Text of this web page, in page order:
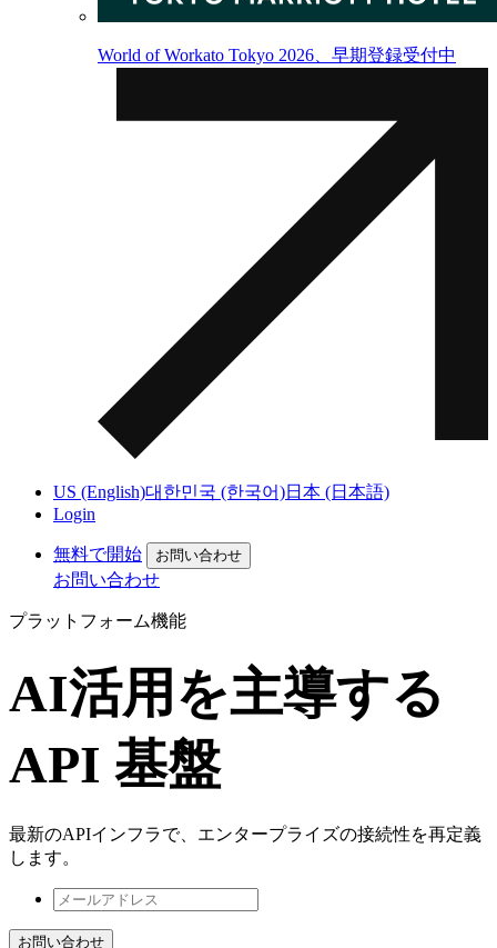
World of Workato Tokyo 2026、早期登録受付中
US (English)대한민국 (한국어)日本 (日本語)
Login
無料で開始 お問い合わせ
お問い合わせ
プラットフォーム機能
AI活用を主導する
API 基盤
最新のAPIインフラで、エンタープライズの接続性を再定義
します。
お問い合わせ